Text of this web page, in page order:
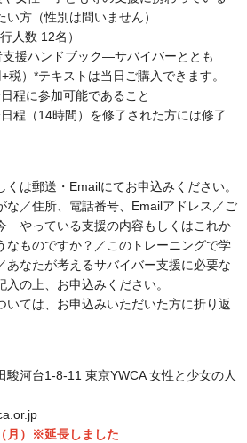
方（性別は問いません）
人数 12名）
支援ハンドブック―サバイバーととも
税）*テキストは当日ご購入できます。
程に参加可能であること
時間）を修了された方には修了
くは郵送・Emailにてお申込みください。
な／住所、電話番号、Emailアドレス／ご
やっている支援の内容もしくはこれか
なものですか？／このトレーニングで学
あなたが考えるサバイバー支援に必要な
の上、お申込みください。
ては、お申込みいただいた方に折り返
台1-8-11 東京YWCA 女性と少女の人
月）※延長しました